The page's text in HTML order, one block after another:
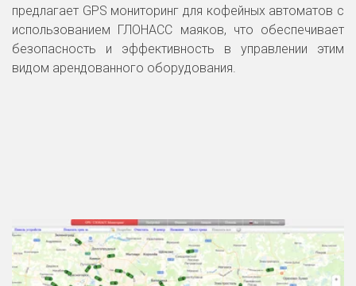
предлагает GPS мониторинг для кофейных автоматов с
использованием ГЛОНАСС маяков, что обеспечивает
безопасность и эффективность в управлении этим
видом арендованного оборудования.